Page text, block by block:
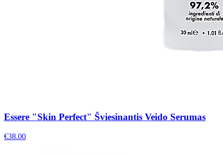
Essere "Skin Perfect" Šviesinantis Veido Serumas
€38.00